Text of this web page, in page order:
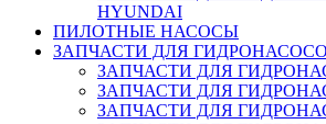
HYUNDAI
ПИЛОТНЫЕ НАСОСЫ
ЗАПЧАСТИ ДЛЯ
ЗАПЧАСТИ ДЛЯ
ЗАПЧАСТИ ДЛЯ
ЗАПЧАСТИ ДЛЯ